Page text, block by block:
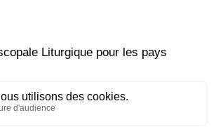
tu donnes une réception,
des estropiés,
;
tu,
rien à te donner en retour :
à la résurrection des justes. »
Parole de Dieu.